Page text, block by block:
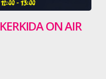
KERKIDA ON AIR